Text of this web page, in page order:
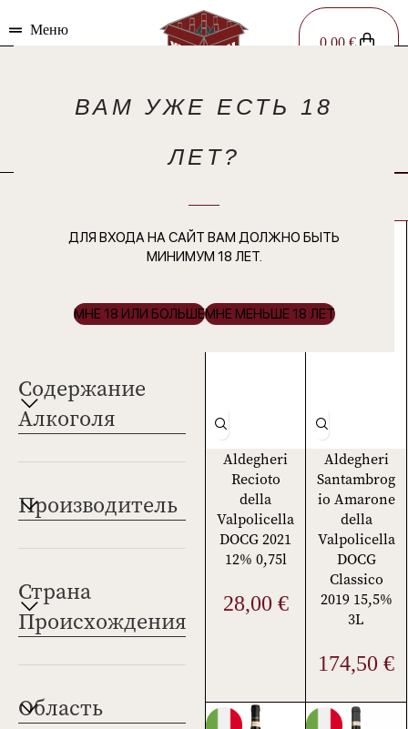
ВАМ УЖЕ ЕСТЬ 18
ЛЕТ?
ДЛЯ ВХОДА НА САЙТ ВАМ ДОЛЖНО БЫТЬ
МИНИМУМ 18 ЛЕТ.
МНЕ 18 ИЛИ БОЛЬШЕМНЕ МЕНЬШЕ 18 ЛЕТ
Меню
0,00 €
Страница 2
Магазин
Содержание
Алкоголя
Производитель
Страна
Происхождения
Область
Aldegheri
Recioto
della
Valpolicella
DOCG 2021
12% 0,75l
28,00 €
Aldegheri
Santambrog
io Amarone
della
Valpolicella
DOCG
Classico
2019 15,5%
3L
174,50€